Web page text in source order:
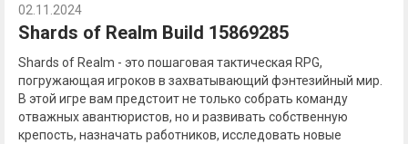
02.11.2024
Shards of Realm Build 15869285
Shards of Realm - это пошаговая тактическая RPG,
погружающая игроков в захватывающий фэнтезийный мир.
В этой игре вам предстоит не только собрать команду
отважных авантюристов, но и развивать собственную
крепость, назначать работников, исследовать новые